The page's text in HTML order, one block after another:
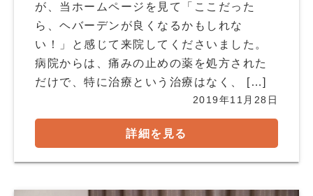
が、当ホームページを見て「ここだった
ら、ヘバーデンが良くなるかもしれな
い！」と感じて来院してくださいました。
病院からは、痛みの止めの薬を処方された
だけで、特に治療という治療はなく、 […]
2019年11月28日
詳細を見る